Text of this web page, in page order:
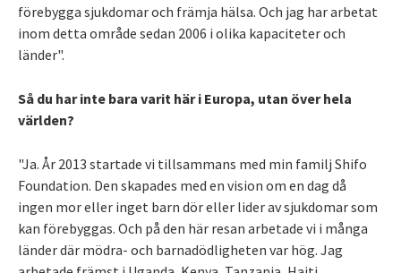
förebygga sjukdomar och främja hälsa. Och jag har arbetat
inom detta område sedan 2006 i olika kapaciteter och
länder".
Så du har inte bara varit här i Europa, utan över hela
världen?
"Ja. År 2013 startade vi tillsammans med min familj Shifo
Foundation. Den skapades med en vision om en dag då
ingen mor eller inget barn dör eller lider av sjukdomar som
kan förebyggas. Och på den här resan arbetade vi i många
länder där mödra- och barnadödligheten var hög. Jag